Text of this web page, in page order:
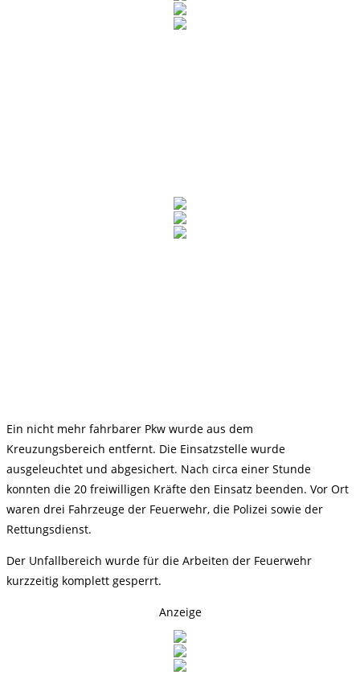
Ein nicht mehr fahrbarer Pkw wurde aus dem
Kreuzungsbereich entfernt. Die Einsatzstelle wurde
ausgeleuchtet und abgesichert. Nach circa einer Stunde
konnten die 20 freiwilligen Kräfte den Einsatz beenden. Vor Ort
waren drei Fahrzeuge der Feuerwehr, die Polizei sowie der
Rettungsdienst.
Der Unfallbereich wurde für die Arbeiten der Feuerwehr
kurzzeitig komplett gesperrt.
Anzeige